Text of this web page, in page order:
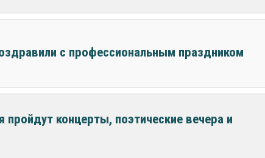
с профессиональным праздником
концерты, поэтические вечера и